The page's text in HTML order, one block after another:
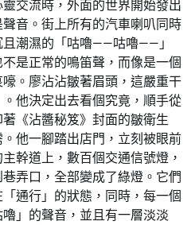
交流時，外面的世界開始發出
音。街上所有的汽車喇叭同時
潮濕的「咕嚕——咕嚕——」
是正常的鳴笛聲，而像是一個
。廖沾沾皺著眉頭，這嚴重干
他決定出去看個究竟，順手從
《沾醬秘笈》封面的皺衛生
他一腳踏出店門，立刻被眼前
幹道上，數百個交通信號燈，
弄口，全部變成了綠燈。它們
通行」的狀態，同時，每一個
」的聲音，並且有一層淡淡